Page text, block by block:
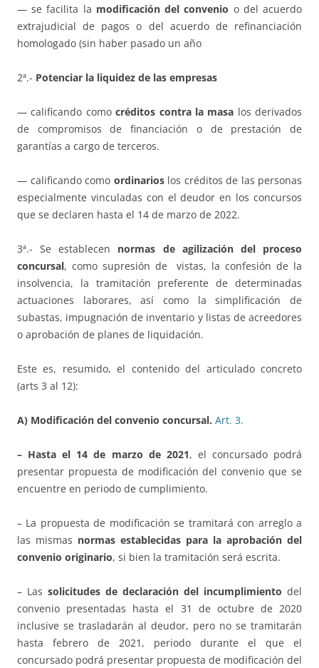
— se facilita la modificación del convenio o del acuerdo
extrajudicial de pagos o del acuerdo de refinanciación
homologado (sin haber pasado un año
2ª.- Potenciar la liquidez de las empresas
— calificando comocréditos contra la masa los derivados
de compromisos de financiación o de prestación de
garantías a cargo de terceros.
— calificando como ordinarioslos créditos de las personas
especialmente vinculadas con el deudor en los concursos
que se declaren hasta el 14 de marzo de 2022.
3ª.- Se establecen normas de agilización del proceso
concursal, como supresión de vistas, la confesión de la
insolvencia, la tramitación preferente de determinadas
actuaciones laborares, así como la simplificación de
subastas, impugnación de inventario y listas de acreedores
o aprobación de planes de liquidación.
Este es, resumido, el contenido del articulado concreto
(arts 3 al 12):
A) Modificación del convenio concursal. Art. 3.
– Hasta el 14 de marzo de 2021, el concursado podrá
presentar propuesta de modificación del convenio que se
encuentre en periodo de cumplimiento.
– La propuesta de modificación se tramitará con arreglo a
las mismas normas establecidas para la aprobación del
convenio originario, si bien la tramitación será escrita.
– Las solicitudes de declaración del incumplimiento del
convenio presentadas hasta el 31 de octubre de 2020
inclusive se trasladarán al deudor, pero no se tramitarán
hasta febrero de 2021, periodo durante el que el
concursado podrá presentar propuesta de modificación del